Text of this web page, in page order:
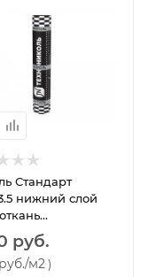
Стандарт
нижний слой
15 м²
руб.
/м2 )